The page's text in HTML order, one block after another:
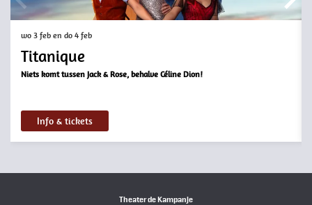
Titanique
Niets komt tussen Jack & Rose, behalve Céline Dion!
wo 3 feb en do 4 feb
Info & tickets
Theater de Kampanje